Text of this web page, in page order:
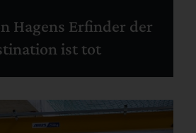
Hagens Erfinder der
ist tot